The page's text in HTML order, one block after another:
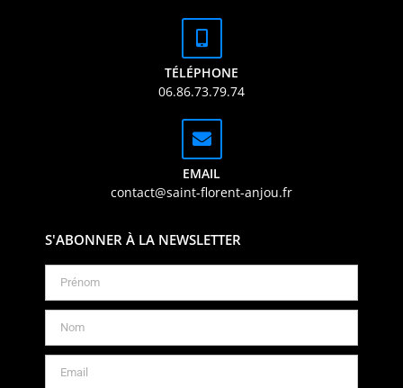
TÉLÉPHONE
06.86.73.79.74
EMAIL
contact@saint-florent-anjou.fr
S'ABONNER À LA NEWSLETTER